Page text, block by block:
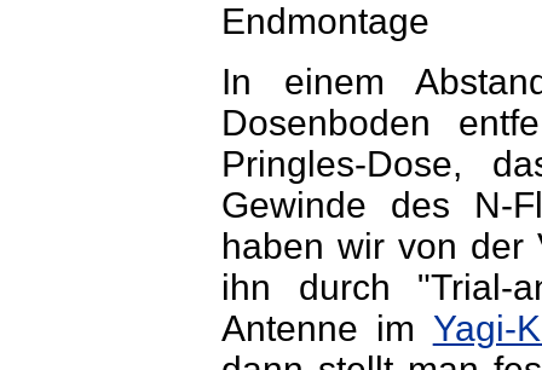
Endmontage
In einem
Dosenboden
Pringles-Dose,
Gewinde des N-
haben wir von der
ihn durch "Trial-
Antenne im Yagi-